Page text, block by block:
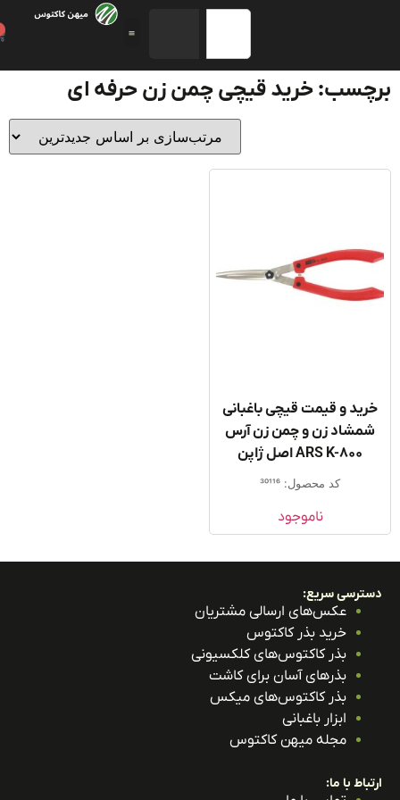
خرید قیچی چمن زن حرفه ای
و قیمت قیچی باغبانی
زن و چمن زن آرس
ARS K-800 اصل ژاپن
کد محصول: 30116
ناموجود
سریع:
عکس‌های ارسالی مشتریان
خرید بذر کاکتوس
بذر کاکتوس‌های کلکسیونی
بذرهای آسان برای کاشت
بذر کاکتوس‌های میکس
ابزار باغبانی
مجله میهن کاکتوس
با ما: